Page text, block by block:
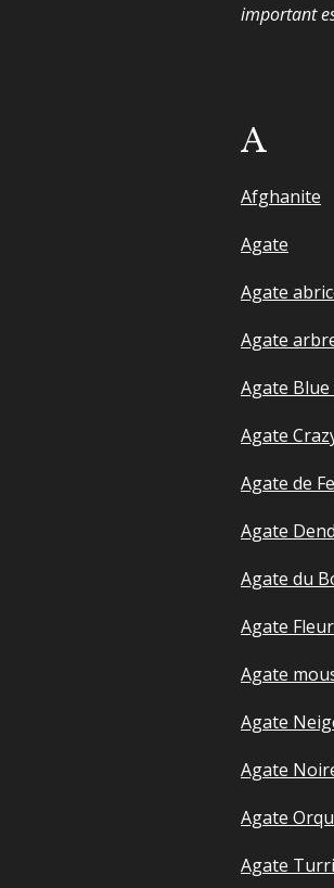
important
A
Afghanite
Agate
Agate
Agate
Agate Blue
Agate
Agate de
Agate
Agate du
Agate Fleur
Agate
Agate
Agate
Agate
Agate